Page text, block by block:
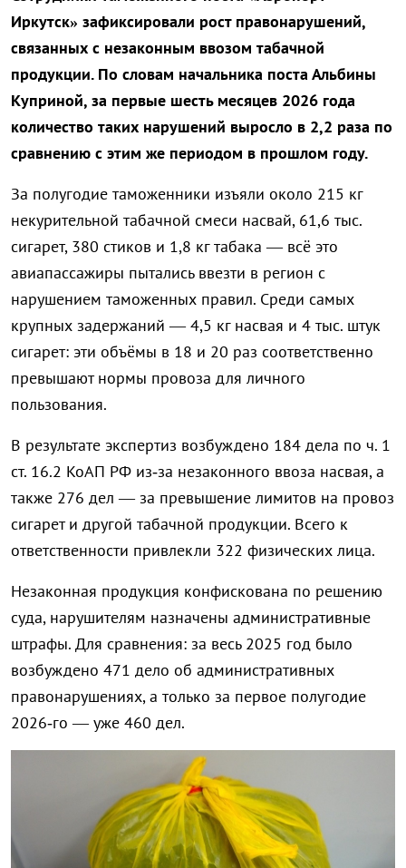
Иркутск» зафиксировали рост правонарушений,
связанных с незаконным ввозом табачной
продукции. По словам начальника поста Альбины
Куприной, за первые шесть месяцев 2026 года
количество таких нарушений выросло в 2,2 раза по
сравнению с этим же периодом в прошлом году.
За полугодие таможенники изъяли около 215 кг
некурительной табачной смеси насвай, 61,6 тыс.
сигарет, 380 стиков и 1,8 кг табака — всё это
авиапассажиры пытались ввезти в регион с
нарушением таможенных правил. Среди самых
крупных задержаний — 4,5 кг насвая и 4 тыс. штук
сигарет: эти объёмы в 18 и 20 раз соответственно
превышают нормы провоза для личного
пользования.
В результате экспертиз возбуждено 184 дела по ч. 1
ст. 16.2 КоАП РФ из‑за незаконного ввоза насвая, а
также 276 дел — за превышение лимитов на провоз
сигарет и другой табачной продукции. Всего к
ответственности привлекли 322 физических лица.
Незаконная продукция конфискована по решению
суда, нарушителям назначены административные
штрафы. Для сравнения: за весь 2025 год было
возбуждено 471 дело об административных
правонарушениях, а только за первое полугодие
2026‑го — уже 460 дел.